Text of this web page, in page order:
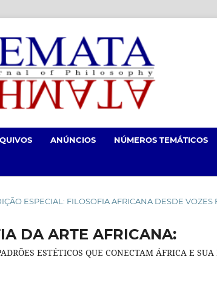
ANÚNCIOS NÚMEROS TEMÁTICOS
ESPECIAL: FILOSOFIA AFRICANA DESDE
DA ARTE AFRICANA:
ESTÉTICOS QUE CONECTAM ÁFRICA E SUA